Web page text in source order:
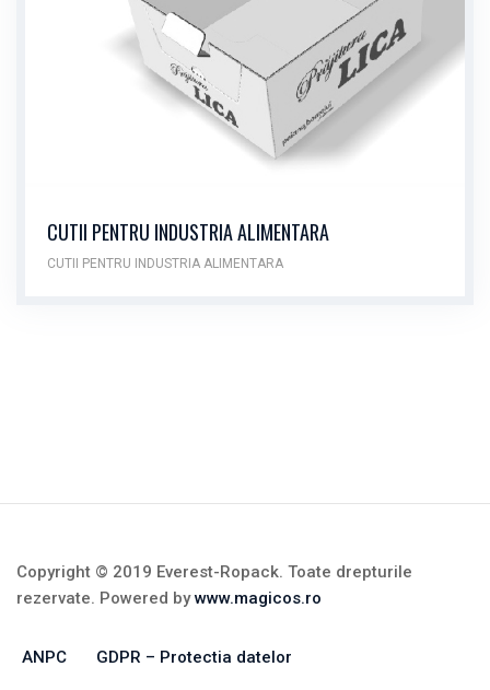
CUTII PENTRU INDUSTRIA ALIMENTARA
CUTII PENTRU INDUSTRIA ALIMENTARA
Copyright © 2019 Everest-Ropack. Toate drepturile
rezervate. Powered bywww.magicos.ro
ANPC GDPR – Protectia datelor